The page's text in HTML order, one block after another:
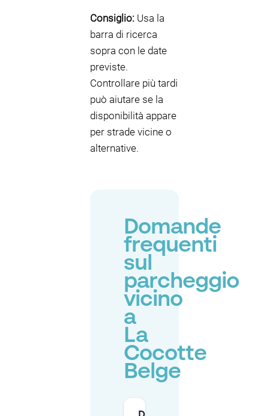
Consiglio: Usa la
barra di ricerca
sopra con le date
previste.
Controllare più tardi
può aiutare se la
disponibilità appare
per strade vicine o
alternative.
Domande
frequenti
sul
parcheggio
vicino
a
La
Cocotte
Belge